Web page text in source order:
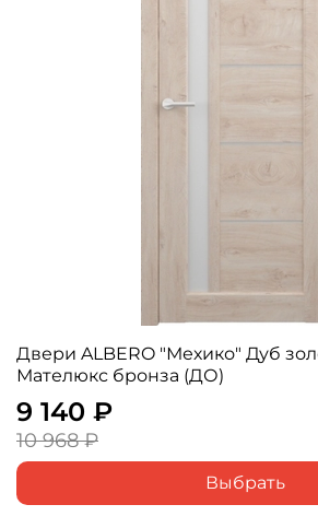
Двери ALBERO "Мехико" Дуб золотистый /
Мателюкс бронза (ДО)
9 140 ₽
10 968 ₽
Выбрать